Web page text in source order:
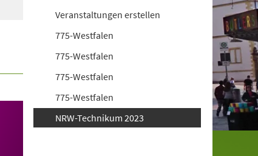
Veranstaltungen erstellen
775-Westfalen
775-Westfalen
775-Westfalen
775-Westfalen
NRW-Technikum 2023